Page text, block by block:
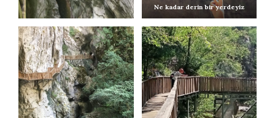
Ne kadar derin bir yerdeyiz